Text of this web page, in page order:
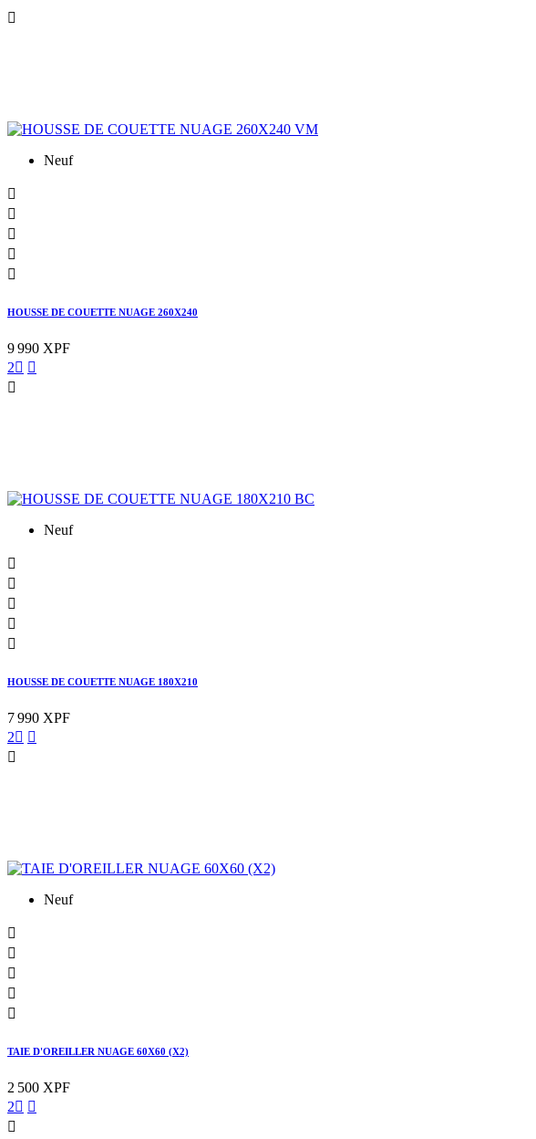

Neuf





HOUSSE DE COUETTE NUAGE 260X240
9 990 XPF
2 

Neuf





HOUSSE DE COUETTE NUAGE 180X210
7 990 XPF
2 

Neuf





TAIE D'OREILLER NUAGE 60X60 (X2)
2 500 XPF
2 
